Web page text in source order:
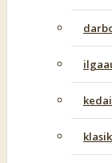
kedai